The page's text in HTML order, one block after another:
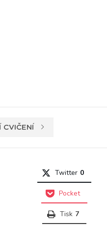
Twitter 0
Pocket
Tisk 7